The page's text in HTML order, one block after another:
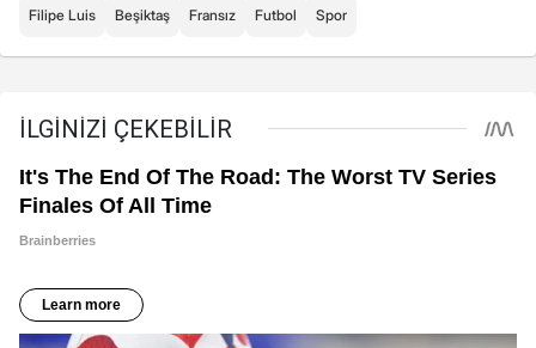
Filipe Luis Beşiktaş Fransız Futbol Spor